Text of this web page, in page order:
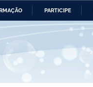
PARTICIPE
Ministério da Economia
e dos Direitos Humanos